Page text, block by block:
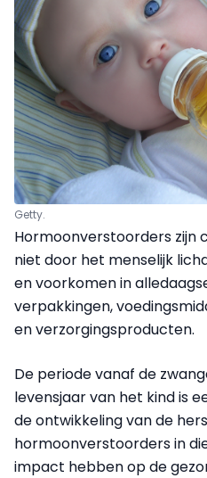
Getty.
Hormoonverstoorders zijn
niet door het menselijk
en voorkomen in
verpakkingen,
en verzorgingsproducten.
De periode vanaf de
levensjaar van het kind is
de ontwikkeling van de
hormoonverstoorders in
impact hebben op de